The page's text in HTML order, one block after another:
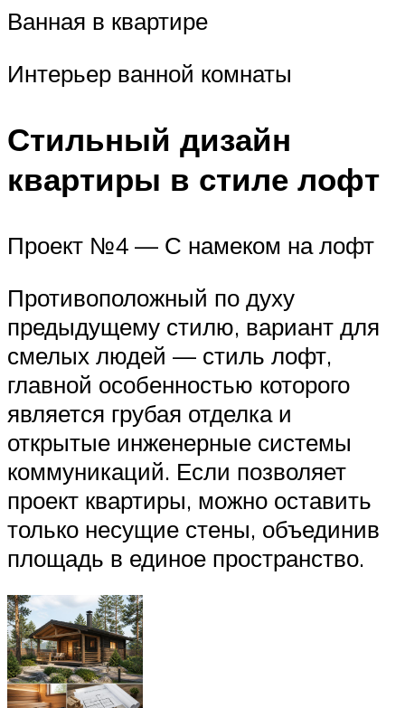
Ванная в квартире
Интерьер ванной комнаты
Стильный дизайн
квартиры в стиле лофт
Проект №4 — С намеком на лофт
Противоположный по духу
предыдущему стилю, вариант для
смелых людей — стиль лофт,
главной особенностью которого
является грубая отделка и
открытые инженерные системы
коммуникаций. Если позволяет
проект квартиры, можно оставить
только несущие стены, объединив
площадь в единое пространство.